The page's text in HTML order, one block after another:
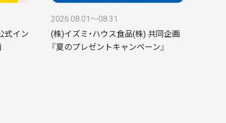
式イン
2026.08.01〜08.31
(株)イズミ・ハウス食品(株) 共同企画
『夏のプレゼントキャンペーン』